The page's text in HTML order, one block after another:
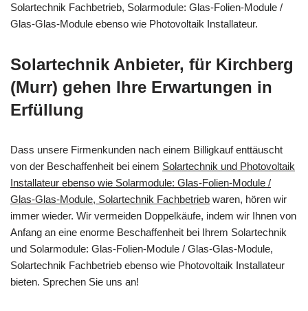
Solartechnik Fachbetrieb, Solarmodule: Glas-Folien-Module /
Glas-Glas-Module ebenso wie Photovoltaik Installateur.
Solartechnik Anbieter, für Kirchberg
(Murr) gehen Ihre Erwartungen in
Erfüllung
Dass unsere Firmenkunden nach einem Billigkauf enttäuscht
von der Beschaffenheit bei einem Solartechnik und Photovoltaik
Installateur ebenso wie Solarmodule: Glas-Folien-Module /
Glas-Glas-Module, Solartechnik Fachbetrieb waren, hören wir
immer wieder. Wir vermeiden Doppelkäufe, indem wir Ihnen von
Anfang an eine enorme Beschaffenheit bei Ihrem Solartechnik
und Solarmodule: Glas-Folien-Module / Glas-Glas-Module,
Solartechnik Fachbetrieb ebenso wie Photovoltaik Installateur
bieten. Sprechen Sie uns an!